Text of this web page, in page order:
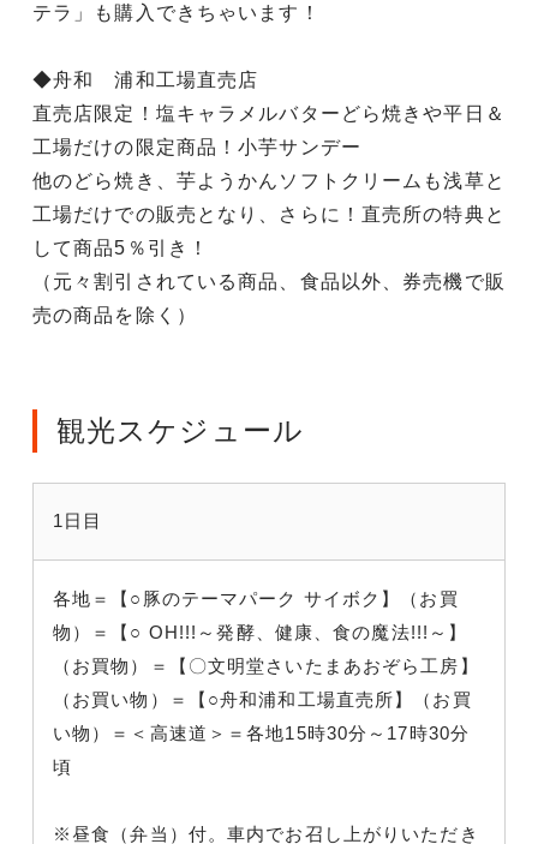
テラ」も購入できちゃいます！
◆舟和 浦和工場直売店
直売店限定！塩キャラメルバターどら焼きや平日＆
工場だけの限定商品！小芋サンデー
他のどら焼き、芋ようかんソフトクリームも浅草と
工場だけでの販売となり、さらに！直売所の特典と
して商品5％引き！
（元々割引されている商品、食品以外、券売機で販
売の商品を除く）
観光スケジュール
1日目
各地＝【○豚のテーマパーク サイボク】（お買
物）＝【○ OH!!!～発酵、健康、食の魔法!!!～】
（お買物）＝【〇文明堂さいたまあおぞら工房】
（お買い物）＝【○舟和浦和工場直売所】（お買
い物）＝＜高速道＞＝各地15時30分～17時30分
頃
※昼食（弁当）付。車内でお召し上がりいただき